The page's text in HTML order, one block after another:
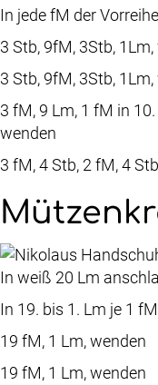
In jede fM der
3 Stb, 9fM, 3Stb, 1Lm,
3 Stb, 9fM, 3Stb,
3 fM, 9 Lm, 1 fM in
wenden
3 fM, 4 Stb, 2 fM, 4
In weiß 20 Lm
In 19. bis 1. Lm je 1
19 fM, 1 Lm, wenden
19 fM, 1 Lm, wenden